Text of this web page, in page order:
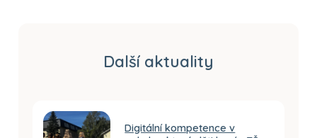
Další aktuality
Digitální kompetence v